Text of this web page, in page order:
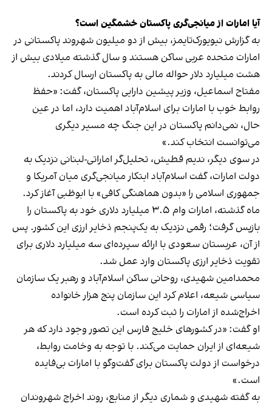
آیا امارات از میانجی‌گری پاکستان خشمگین است؟
به گزارش نیویورک‌تایمز، بیش از دو میلیون شهروند پاکستانی در
امارات متحده عربی ساکن هستند و سال گذشته میلادی بیش از
هشت میلیارد دلار حواله مالی به پاکستان ارسال کردند.
مفتاح اسماعیل، وزیر پیشین دارایی پاکستان، گفت: «حفظ
روابط خوب با امارات برای اسلام‌آباد اهمیت دارد، اما در عین
حال، نمی‌دانم پاکستان در این جنگ چه مسیر دیگری
می‌توانست انتخاب کند.»
در سوی دیگر، ندیم قطیش، تحلیل‌گر اماراتی-لبنانی نزدیک به
دولت امارات، گفت اسلام‌آباد ابتکار میانجی‌گری میان آمریکا و
جمهوری اسلامی را «بدون هماهنگی کافی» با ابوظبی آغاز کرد.
ماه گذشته، امارات وام ۳.۵ میلیارد دلاری خود به پاکستان را
بازپس گرفت؛ رقمی نزدیک به یک‌پنجم ذخایر ارزی این کشور. پس
از آن، عربستان سعودی با ارائه سپرده‌ای سه میلیارد دلاری برای
تقویت ذخایر ارزی پاکستان وارد عمل شد.
محمدامین شهیدی، روحانی ساکن اسلام‌آباد و رهبر یک سازمان
سیاسی شیعه، اعلام کرد این سازمان پنج هزار خانواده
اخراج‌شده از امارات را ثبت کرده است.
او گفت: «در کشورهای خلیج فارس این تصور وجود دارد که هر
شیعه‌ای از ایران حمایت می‌کند. با توجه به وخامت روابط،
درخواست از دولت پاکستان برای گفت‌وگو با امارات بی‌فایده
است.»
به گفته شهیدی و شماری دیگر از منابع، روند اخراج شهروندان